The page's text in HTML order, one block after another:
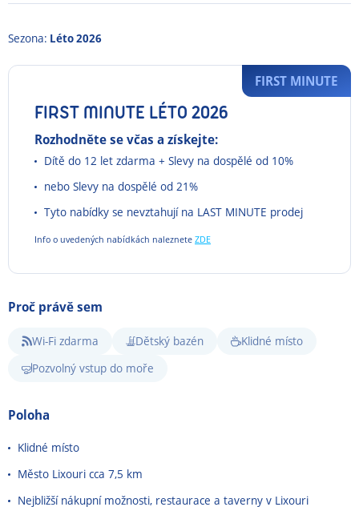
Sezona: Léto 2026
FIRST MINUTE LÉTO 2026
Rozhodněte se včas a získejte:
Dítě do 12 let zdarma + Slevy na dospělé od 10%
nebo Slevy na dospělé od 21%
Tyto nabídky se nevztahují na LAST MINUTE prodej
Info o uvedených nabídkách naleznete ZDE
FIRST MINUTE
Proč právě sem
Wi-Fi zdarma Dětský bazén
Klidné místo
Pozvolný vstup do moře
Poloha
Klidné místo
Město Lixouri cca 7,5 km
Nejbližší nákupní možnosti, restaurace a taverny v Lixouri